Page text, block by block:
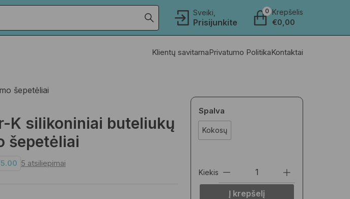
Sveiki,
Prisijunkite
Krepšelis
€0,00
0
Klientų savitarnaPrivatumo PolitikaKontaktai
šepetėliai
K silikoniniai buteliukų
šepetėliai
5.00 5 atsiliepimai
Spalva
Kokosų
Kiekis
Į krepšelį